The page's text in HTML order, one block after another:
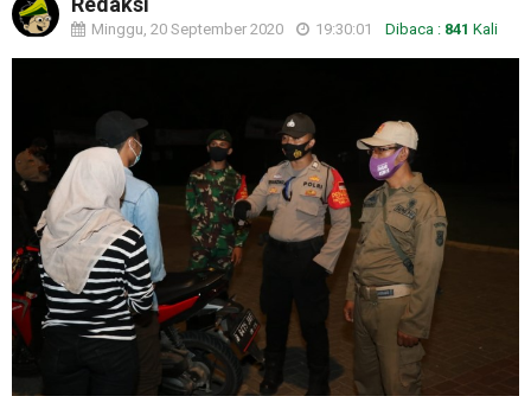
Minggu, 20 September 2020 19:30:01 Dibaca : 841 Kali